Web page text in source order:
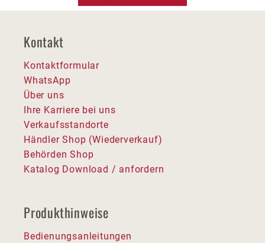
Kontakt
Kontaktformular
WhatsApp
Über uns
Ihre Karriere bei uns
Verkaufsstandorte
Händler Shop (Wiederverkauf)
Behörden Shop
Katalog Download / anfordern
Produkthinweise
Bedienungsanleitungen